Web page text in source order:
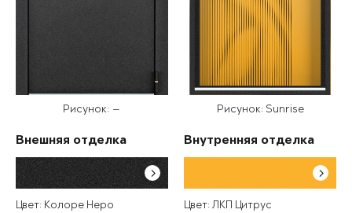
Рисунок: —
Внешняя отделка
Цвет: Колоре Неро
Рисунок: Sunrise
Внутренняя отделка
Цвет: ЛКП Цитрус